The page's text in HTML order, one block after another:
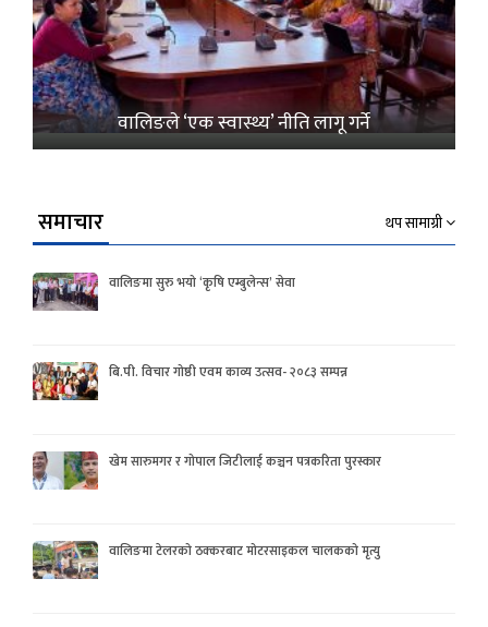
वालिङले ‘एक स्वास्थ्य’ नीति लागू गर्ने
समाचार थप सामाग्री
वालिङमा सुरु भयो ‘कृषि एम्बुलेन्स’ सेवा
बि.पी. विचार गोष्ठी एवम काव्य उत्सव- २०८३ सम्पन्न
खेम सारुमगर र गोपाल जिटीलाई कञ्चन पत्रकरिता पुरस्कार
वालिङमा टेलरको ठक्करबाट मोटरसाइकल चालकको मृत्यु